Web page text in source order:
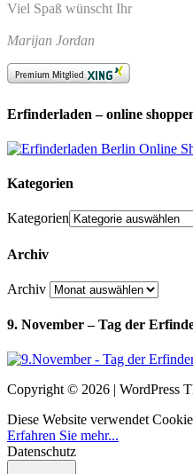
Viel Spaß wünscht Ihr
Marijan Jordan
Erfinderladen – online
Kategorien
Kategorien
Archiv
Archiv
9. November – Tag der
Copyright © 2026 | WordPress
Diese Website verwendet
Erfahren Sie mehr...
Datenschutz